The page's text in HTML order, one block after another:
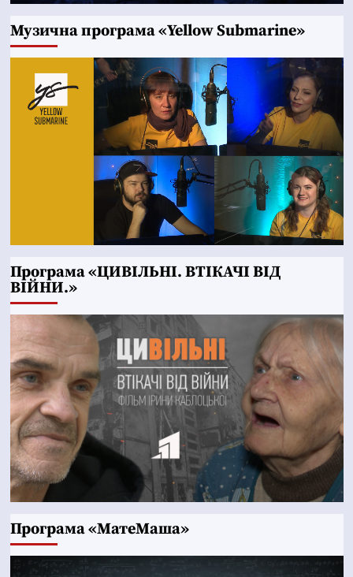
Музична програма «Yellow Submarine»
Програма «ЦИВІЛЬНІ. ВТІКАЧІ ВІД
ВІЙНИ.»
Програма «МатеМаша»